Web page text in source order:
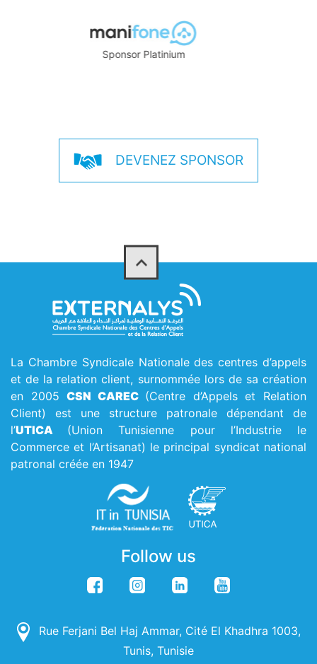
Sponsor Platinium
DEVENEZ SPONSOR
La Chambre Syndicale Nationale des centres d’appels
et de la relation client, surnommée lors de sa création
en 2005CSN CAREC (Centre d’Appels et Relation
Client) est une structure patronale dépendant de
l’UTICA (Union Tunisienne pour l’Industrie le
Commerce et l’Artisanat) le principal syndicat national
patronal créée en 1947
Follow us
Rue Ferjani Bel Haj Ammar, Cité El Khadhra 1003,
Tunis, Tunisie